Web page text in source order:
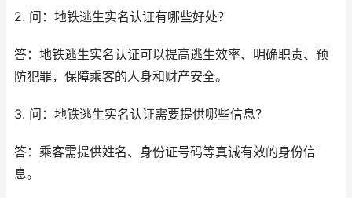
2. 问：地铁逃生实名认证有哪些好处？
答：地铁逃生实名认证可以提高逃生效率、明确职责、预
防犯罪，保障乘客的人身和财产安全。
3. 问：地铁逃生实名认证需要提供哪些信息？
答：乘客需提供姓名、身份证号码等真诚有效的身份信
息。